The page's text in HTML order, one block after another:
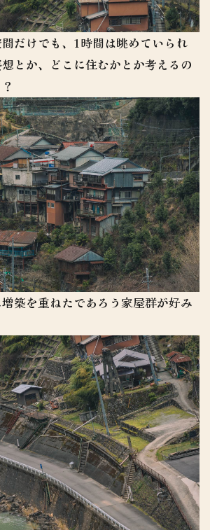
だけでも、1時間は眺めていられ
とか、どこに住むかとか考えるの
築を重ねたであろう家屋群が好み